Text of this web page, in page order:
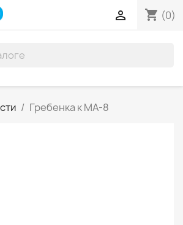
shopping_cart (0)

Гребенка к МА-8